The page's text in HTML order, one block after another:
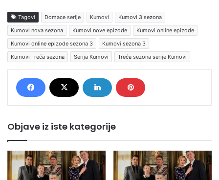
Tagovi Domace serije Kumovi
Kumovi 3 sezona
Kumovi nova sezona
Kumovi nove epizode
Kumovi online epizode
Kumovi online epizode sezona 3
Kumovi sezona 3
Kumovi Treća sezona
Serija Kumovi Treća sezona serije Kumovi
Objave iz iste kategorije